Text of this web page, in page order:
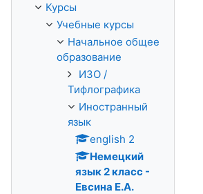
Курсы
Учебные курсы
Начальное общее
образование
ИЗО /
Тифлографика
Иностранный
язык
english 2
Немецкий
язык 2 класс -
Евсина Е.А.